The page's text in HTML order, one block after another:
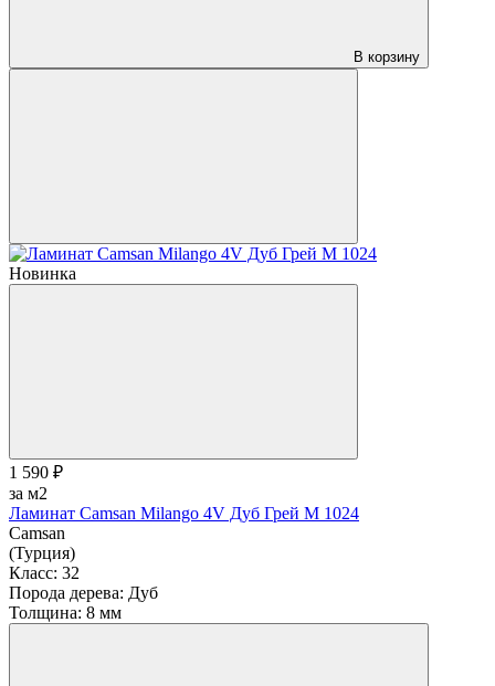
В корзину
Новинка
1 590 ₽
за м2
Ламинат Camsan Milango 4V Дуб Грей М 1024
Camsan
(Турция)
Класс: 32
Порода дерева: Дуб
Толщина: 8 мм